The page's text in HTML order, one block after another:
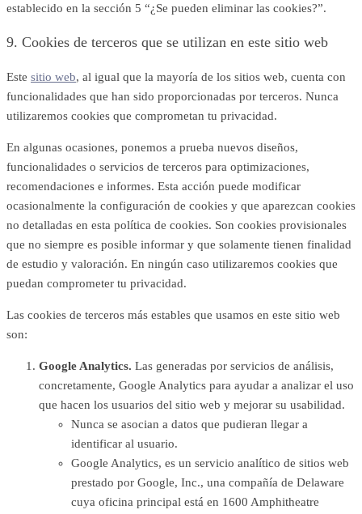
establecido en la sección 5 “¿Se pueden eliminar las cookies?”.
9. Cookies de terceros que se utilizan en este sitio web
Este sitio web, al igual que la mayoría de los sitios web, cuenta con
funcionalidades que han sido proporcionadas por terceros. Nunca
utilizaremos cookies que comprometan tu privacidad.
En algunas ocasiones, ponemos a prueba nuevos diseños,
funcionalidades o servicios de terceros para optimizaciones,
recomendaciones e informes. Esta acción puede modificar
ocasionalmente la configuración de cookies y que aparezcan cookies
no detalladas en esta política de cookies. Son cookies provisionales
que no siempre es posible informar y que solamente tienen finalidad
de estudio y valoración. En ningún caso utilizaremos cookies que
puedan comprometer tu privacidad.
Las cookies de terceros más estables que usamos en este sitio web
son:
Google Analytics. Las generadas por servicios de análisis,
concretamente, Google Analytics para ayudar a analizar el uso
que hacen los usuarios del sitio web y mejorar su usabilidad.
Nunca se asocian a datos que pudieran llegar a
identificar al usuario.
Google Analytics, es un servicio analítico de sitios web
prestado por Google, Inc., una compañía de Delaware
cuya oficina principal está en 1600 Amphitheatre